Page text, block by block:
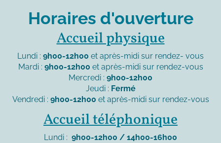
Horaires d'ouverture
Accueil physique
Lundi : 9h00-12h00 et après-midi sur rendez- vous
Mardi : 9h00-12h00 et après-midi sur rendez-vous
Mercredi : 9h00-12h00
Jeudi : Fermé
Vendredi : 9h00-12h00 et après-midi sur rendez-vous
Accueil téléphonique
Lundi : 9h00-12h00 / 14h00-16h00